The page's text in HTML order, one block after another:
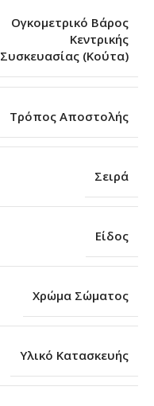
Ογκομετρικό Βάρος
Κεντρικής
Συσκευασίας (Κούτα)
Τρόπος Αποστολής
Σειρά
Είδος
Χρώμα Σώματος
Υλικό Κατασκευής